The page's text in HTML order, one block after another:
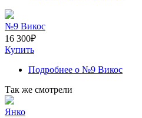
№9 Викос
16 300₽
Купить
Подробнее о №9 Викос
Так же смотрели
Янко